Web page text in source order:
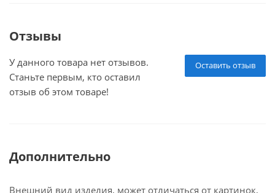
Отзывы
Оставить отзыв
У данного товара нет отзывов.
Станьте первым, кто оставил
отзыв об этом товаре!
Дополнительно
Внешний вид изделия, может отличаться от картинок,